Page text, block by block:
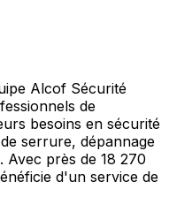
Alcof Sécurité
de
besoins en sécurité
serrure, dépannage
près de 18 270
d'un service de